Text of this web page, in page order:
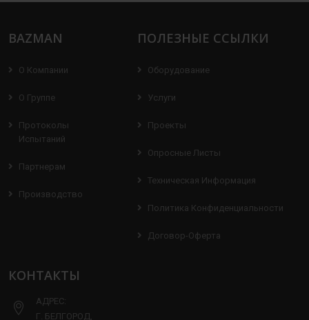
BAZMAN
О Компании
О Группе
Протоколы
Испытаний
Партнерам
Производство
ПОЛЕЗНЫЕ ССЫЛКИ
Оборудование
Услуги
Проекты
Опросные Листы
Техническая Информация
Политика Конфиденциальности
Договор-Оферта
КОНТАКТЫ
АДРЕС:
Г. БЕЛГОРОД,